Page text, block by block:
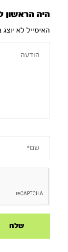
היה הראשון
האימייל לא